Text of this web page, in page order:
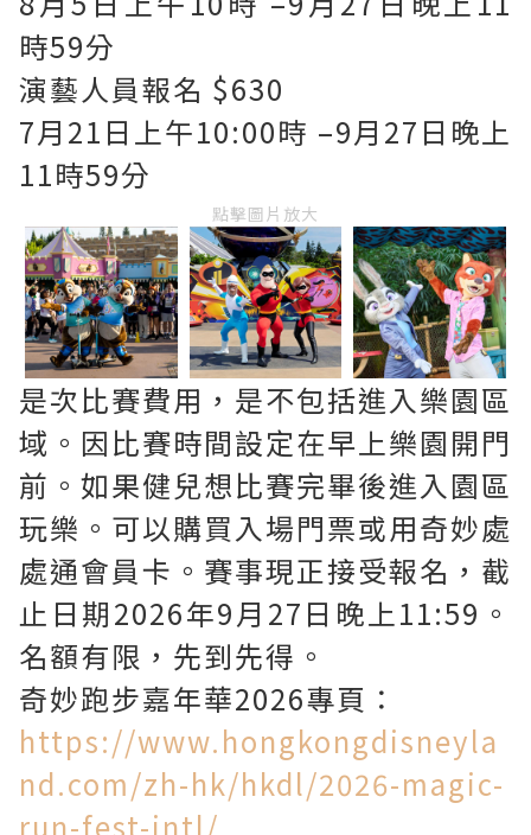
時59分
演藝人員報名 $630
7月21日上午10:00時 –9月27日晚上
11時59分
點擊圖片放大
是次比賽費用，是不包括進入樂園區
域。因比賽時間設定在早上樂園開門
前。如果健兒想比賽完畢後進入園區
玩樂。可以購買入場門票或用奇妙處
處通會員卡。賽事現正接受報名，截
止日期2026年9月27日晚上11:59。
名額有限，先到先得。
奇妙跑步嘉年華2026專頁：
https://www.hongkongdisneyla
nd.com/zh-hk/hkdl/2026-magic-
run-fest-intl/